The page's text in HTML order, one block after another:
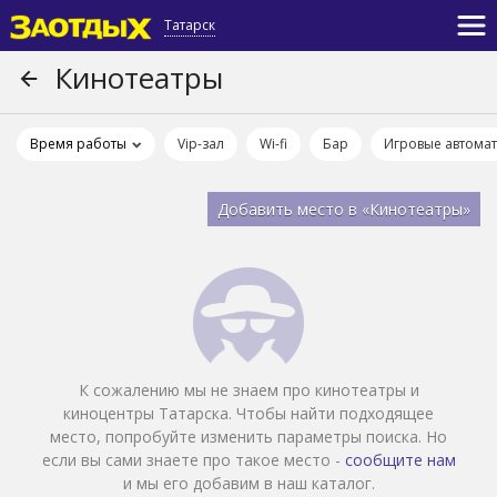
Татарск
Кинотеатры
Время работы Vip-зал Wi-fi Бар Игровые
Добавить место в «Кинотеатры»
К сожалению мы не знаем про кинотеатры и
киноцентры Татарска. Чтобы найти подходящее
место, попробуйте изменить параметры поиска. Но
если вы сами знаете про такое место - сообщите нам
и мы его добавим в наш каталог.